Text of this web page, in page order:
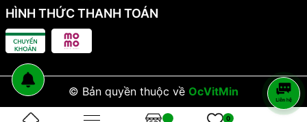
HÌNH THỨC THANH TOÁN
© Bản quyền thuộc về OcVitMin
0